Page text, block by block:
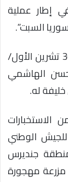
إطار عملية
السبت”.
وكان تنظيم “داعش” قد أعلن في 30 تشرين الأول/
الهاشمي
له.
للجيش الوطني
جنديرس
مهجورة